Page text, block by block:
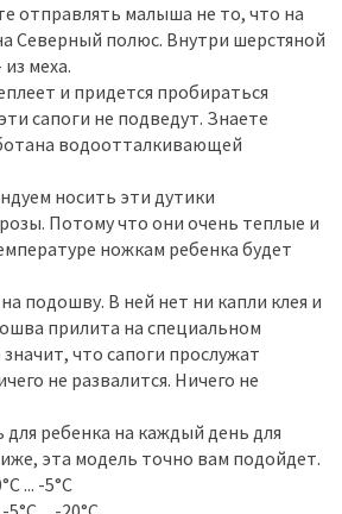
отправлять малыша не то, что на
Северный полюс. Внутри шерстяной
меха.
и придется пробираться
сапоги не подведут. Знаете
водоотталкивающей
носить эти дутики
Потому что они очень теплые и
ножкам ребенка будет
подошву. В ней нет ни капли клея и
прилита на специальном
что сапоги прослужат
не развалится. Ничего не
ребенка на каждый день для
эта модель точно вам подойдет.
... -5°С